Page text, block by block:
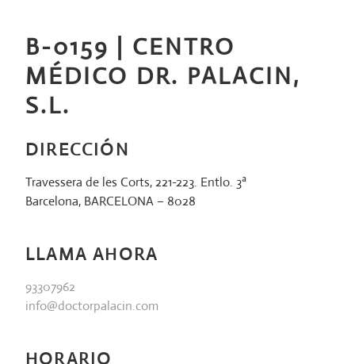
contenidoB-0159 | CENTRO
MÉDICO DR. PALACIN,
S.L.
DIRECCIÓN
Travessera de les Corts, 221-223. Entlo. 3ª
Barcelona, BARCELONA – 8028
LLAMA AHORA
93307962
info@doctorpalacin.com
HORARIO